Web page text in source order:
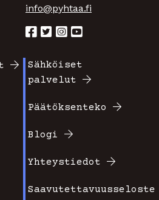
info@pyhtaa.fi
Footer
2
Sähköiset
palvelut
Päätöksenteko
Blogi
Yhteystiedot
Saavutettavuusseloste